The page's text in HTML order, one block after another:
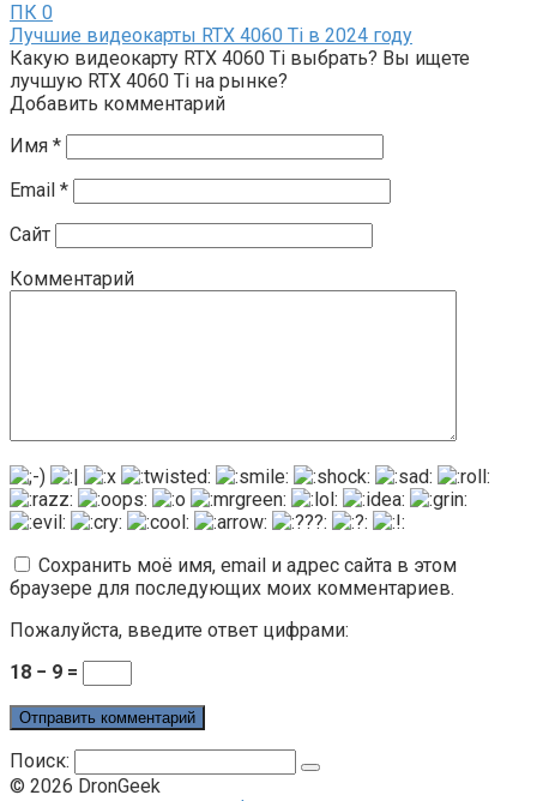
ПК 0
Лучшие видеокарты RTX 4060 Ti в 2024 году
Какую видеокарту RTX 4060 Ti выбрать? Вы ищете
лучшую RTX 4060 Ti на рынке?
Добавить комментарий
Имя *
Email *
Сайт
Комментарий
Сохранить моё имя, email и адрес сайта в этом
браузере для последующих моих комментариев.
Пожалуйста, введите ответ цифрами:
18 − 9 =
Поиск:
© 2026 DronGeek